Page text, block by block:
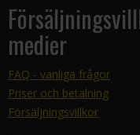
medier
FAQ - vanliga frågor
Priser och betalning
Försäljningsvillkor